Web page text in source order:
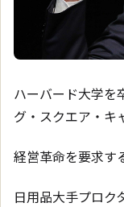
ハーバード大学を
グ・スクエア・キ
経営革命を要求す
日用品大手プロク